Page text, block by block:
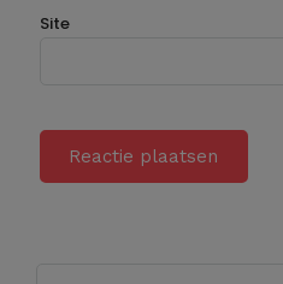
Site